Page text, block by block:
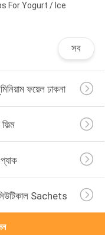
For Yogurt / Ice
সব
ফয়েল ঢাকনা
ফিল্ম
Sachets